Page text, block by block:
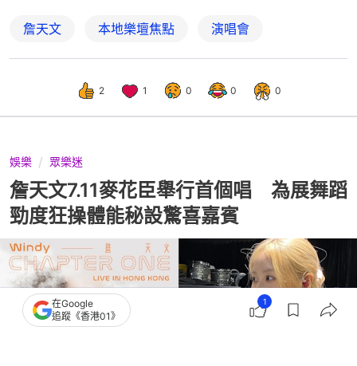
詹天文 本地樂壇焦點 演唱會
2 1 0 0 0
娛樂 眾樂迷
詹天文7.11麥花臣舉行首個唱 為展舞蹈
勁度狂操體能秘設驚喜嘉賓
在Google
追蹤《香港01》
1